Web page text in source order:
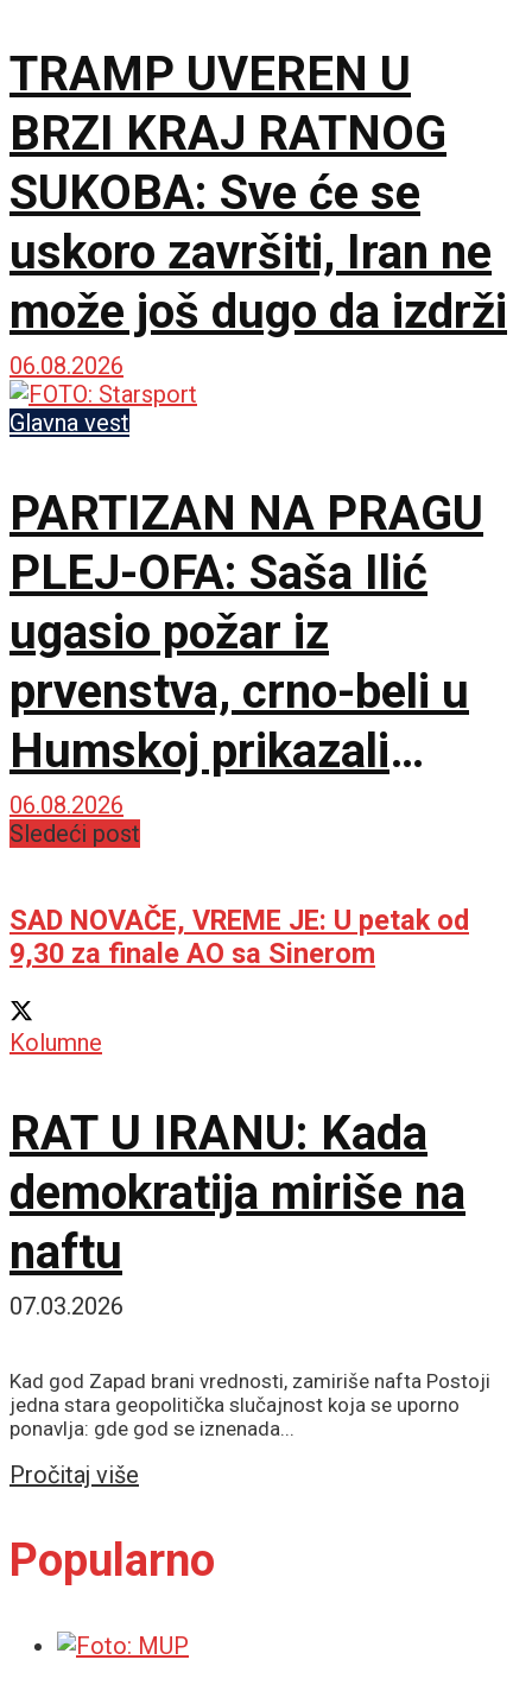
TRAMP UVEREN U
BRZI KRAJ RATNOG
SUKOBA: Sve će se
uskoro završiti, Iran ne
može još dugo da izdrži
06.08.2026
Glavna vest
PARTIZAN NA PRAGU
PLEJ-OFA: Saša Ilić
ugasio požar iz
prvenstva, crno-beli u
Humskoj prikazali
najboljih sat vremena u
06.08.2026
Sledeći post
SAD NOVAČE, VREME JE: U petak od
9,30 za finale AO sa Sinerom
Kolumne
RAT U IRANU: Kada
demokratija miriše na
naftu
07.03.2026
Kad god Zapad brani vrednosti, zamiriše nafta Postoji
jedna stara geopolitička slučajnost koja se uporno
ponavlja: gde god se iznenada...
Pročitaj više
Popularno